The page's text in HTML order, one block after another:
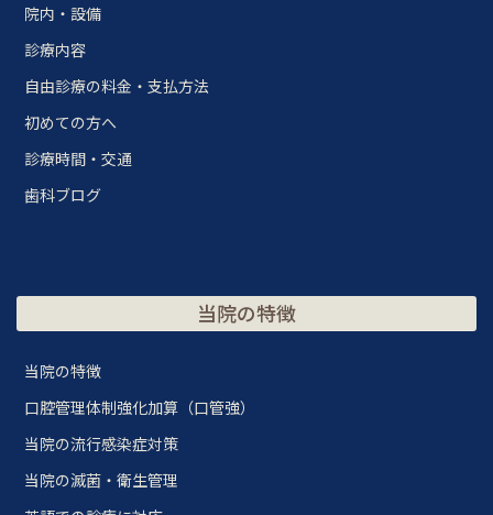
院内・設備
診療内容
自由診療の料金・支払方法
初めての方へ
診療時間・交通
歯科ブログ
当院の特徴
当院の特徴
口腔管理体制強化加算（口管強）
当院の流行感染症対策
当院の滅菌・衛生管理